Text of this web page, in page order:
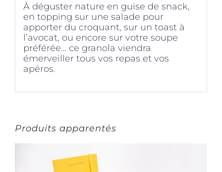
À déguster nature en guise de snack,
en topping sur une salade pour
apporter du croquant, sur un toast à
l’avocat, ou encore sur votre soupe
préférée… ce granola viendra
émerveiller tous vos repas et vos
apéros.
Produits apparentés